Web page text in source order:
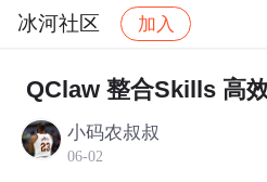
冰河社区 加入
社区 冰河社区 程序人生
QClaw 整合Skills 高
小码农叔叔
06-02